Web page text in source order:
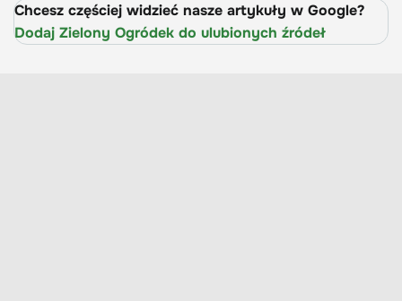
Chcesz częściej widzieć nasze artykuły w Google?
Dodaj Zielony Ogródek do ulubionych źródeł